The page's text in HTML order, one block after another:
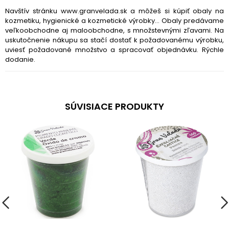
Navštív stránku www.granvelada.sk a môžeš si kúpiť obaly na
kozmetiku, hygienické a kozmetické výrobky... Obaly predávame
veľkoobchodne aj maloobchodne, s množstevnými zľavami. Na
uskutočnenie nákupu sa stačí dostať k požadovanému výrobku,
uviesť požadované množstvo a spracovať objednávku. Rýchle
dodanie.
SÚVISIACE PRODUKTY